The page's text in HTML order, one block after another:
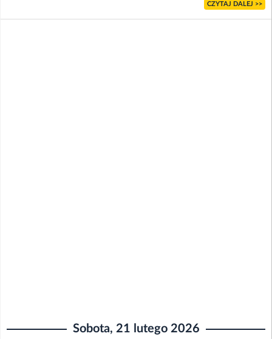
CZYTAJ DALEJ >>
Sobota, 21 lutego 2026